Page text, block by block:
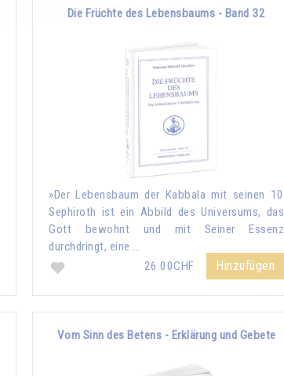
Die Früchte des Lebensbaums - Band 32
»Der Lebensbaum der Kabbala mit seinen 10
Sephiroth ist ein Abbild des Universums, das
Gott bewohnt und mit Seiner Essenz
durchdringt, eine …
26.00CHF
Hinzufügen
Vom Sinn des Betens - Erklärung und Gebete